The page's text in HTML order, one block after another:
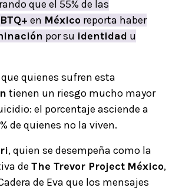
que el 55% de las
en México reporta haber
por su identidad u
quienes sufren esta
tienen un riesgo mucho mayor
el porcentaje asciende a
de quienes no la viven.
, quien se desempeña como la
de The Trevor Project México,
de Eva que los mensajes